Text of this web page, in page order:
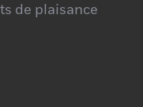
de plaisance